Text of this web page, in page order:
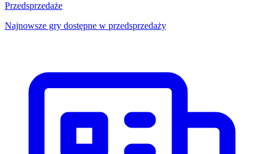
Przedsprzedaże
Najnowsze gry dostępne w przedsprzedaży